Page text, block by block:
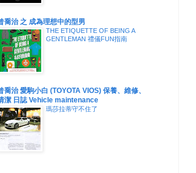
喬治 之 成為理想中的型男
THE ETIQUETTE OF BEING A
GENTLEMAN 禮儀FUN指南
喬治 愛駒小白 (TOYOTA VIOS) 保養、維修、
潔 日誌 Vehicle maintenance
瑪莎拉蒂守不住了